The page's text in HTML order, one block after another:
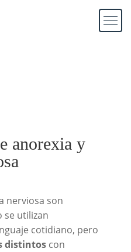
anorexia y
nerviosa son
se utilizan
cotidiano, pero
distintoscon